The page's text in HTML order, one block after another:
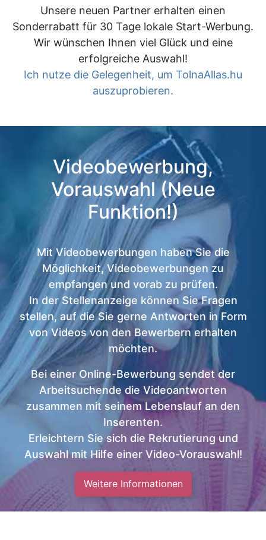
Unsere neuen Partner erhalten einen
Sonderrabatt für 30 Tage lokale Start-Werbung.
Wir wünschen Ihnen viel Glück und eine
erfolgreiche Auswahl!
Ich nutze die Gelegenheit, um TolnaAllas.hu
auszuprobieren.
Videobewerbung,
Vorauswahl (Neue
Funktion!)
Mit Videobewerbungen haben Sie die
Möglichkeit, Videobewerbungen zu
empfangen und vorab zu prüfen.
In der Stellenanzeige können Sie Fragen
stellen, auf die Sie gerne Antworten in Form
von Videos von den Bewerbern erhalten
möchten.
Bei einer Online-Bewerbung sendet der
Arbeitsuchende die Videoantworten
zusammen mit seinem Lebenslauf an den
Inserenten.
Erleichtern Sie sich die Rekrutierung und
Auswahl mit Hilfe einer Video-Vorauswahl!
Weitere Informationen